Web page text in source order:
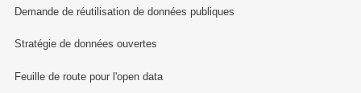
Demande de réutilisation de données publiques
Stratégie de données ouvertes
Feuille de route pour l'open data